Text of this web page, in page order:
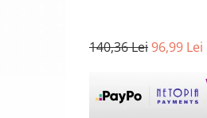
140,36 Lei96,99 Lei